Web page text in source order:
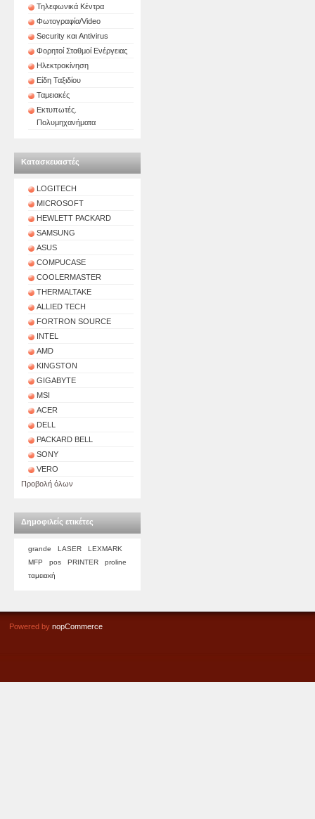
Τηλεφωνικά Κέντρα
Φωτογραφία/Video
Security και Antivirus
Φορητοί Σταθμοί Ενέργειας
Ηλεκτροκίνηση
Είδη Ταξιδίου
Ταμειακές
Εκτυπωτές.
Πολυμηχανήματα
Κατασκευαστές
LOGITECH
MICROSOFT
HEWLETT PACKARD
SAMSUNG
ASUS
COMPUCASE
COOLERMASTER
THERMALTAKE
ALLIED TECH
FORTRON SOURCE
INTEL
AMD
KINGSTON
GIGABYTE
MSI
ACER
DELL
PACKARD BELL
SONY
VERO
Προβολή όλων
Δημοφιλείς ετικέτες
grande LASER
LEXMARK
MFP
pos PRINTER
proline
ταμειακή
Powered by nopCommerce